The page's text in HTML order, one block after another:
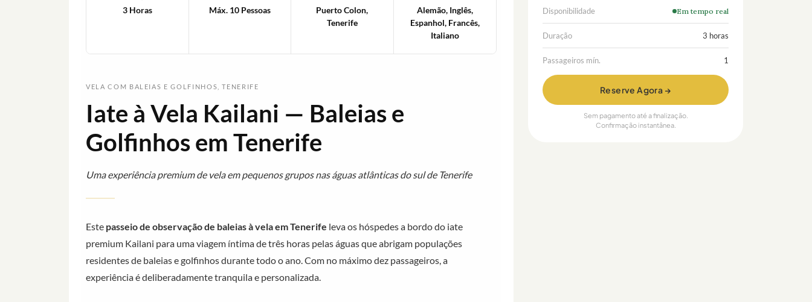
3 Horas Máx. 10 Pessoas
Puerto Colon,
Tenerife
Alemão, Inglês,
Espanhol, Francês,
Italiano
VELA COM BALEIAS E GOLFINHOS, TENERIFE
Iate à Vela Kailani — Baleias e
Golfinhos em Tenerife
Uma experiência premium de vela em pequenos grupos nas águas atlânticas do sul de Tenerife
Este passeio de observação de baleias à vela em Tenerife leva os hóspedes a bordo do iate
premium Kailani para uma viagem íntima de três horas pelas águas que abrigam populações
residentes de baleias e golfinhos durante todo o ano. Com no máximo dez passageiros, a
experiência é deliberadamente tranquila e personalizada.
Disponibilidade Em tempo real
Duração 3 horas
Passageiros mín. 1
Reserve Agora →
Sem pagamento até a finalização.
Confirmação instantânea.